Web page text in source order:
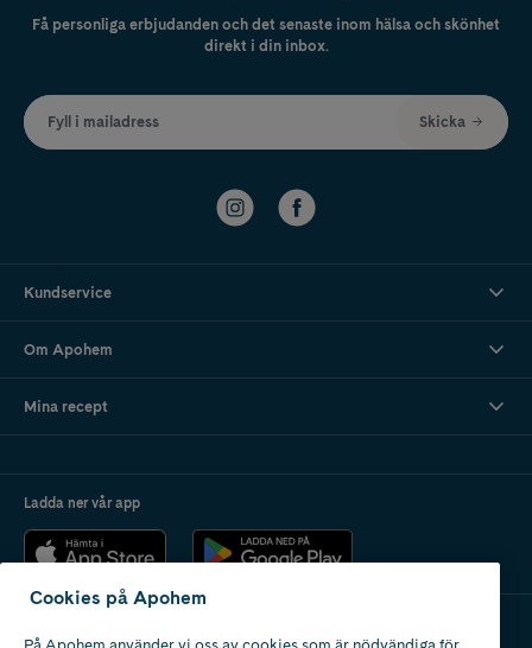
Få personliga erbjudanden och det senaste inom hälsa och skönhet
direkt i din inbox.
Fyll i mailadress Skicka
Kundservice
Om Apohem
Mina recept
Ladda ner vår app
Cookies på Apohem